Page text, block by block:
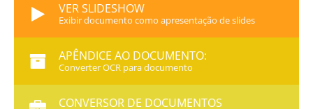
VER SLIDESHOW
Exibir documento como apresentação de slides
APÊNDICE AO DOCUMENTO:
Converter OCR para documento
CONVERSOR DE DOCUMENTOS